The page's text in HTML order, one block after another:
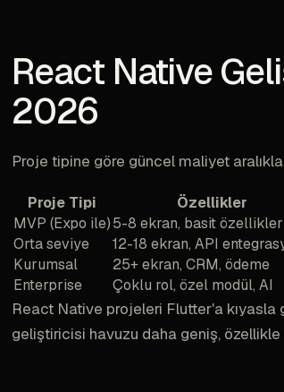
React Native
2026
Proje tipine göre güncel maliyet
Proje Tipi Özellikler
MVP (Expo ile)5-8 ekran, basit özellikler
Orta seviye
12-18 ekran, API
Kurumsal
25+ ekran, CRM, ödeme
Enterprise
Çoklu rol, özel modül, AI
React Native projeleri Flutter'a
geliştiricisi havuzu daha geniş, özellikle